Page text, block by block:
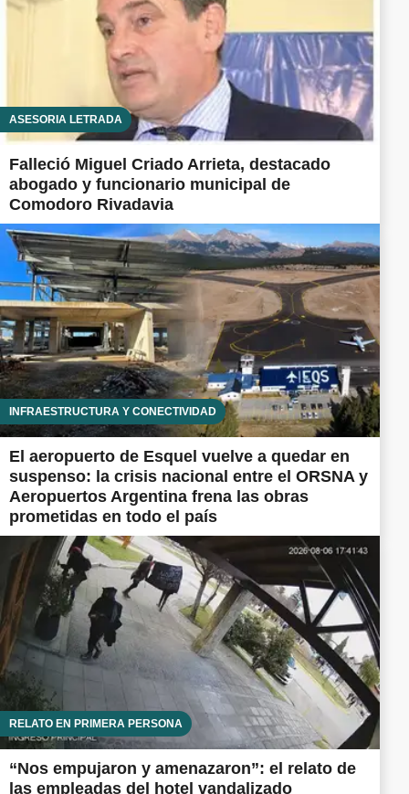
ASESORÍA LETRADA
Falleció Miguel Criado Arrieta, destacado
abogado y funcionario municipal de
Comodoro Rivadavia
INFRAESTRUCTURA Y CONECTIVIDAD
El aeropuerto de Esquel vuelve a quedar en
suspenso: la crisis nacional entre el ORSNA y
Aeropuertos Argentina frena las obras
prometidas en todo el país
RELATO EN PRIMERA PERSONA
“Nos empujaron y amenazaron”: el relato de
las empleadas del hotel vandalizado